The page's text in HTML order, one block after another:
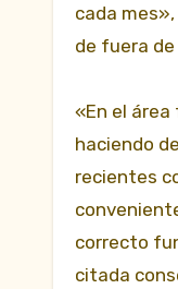
cada
de fuera de
«En el
haciendo
recientes
correcto
citada